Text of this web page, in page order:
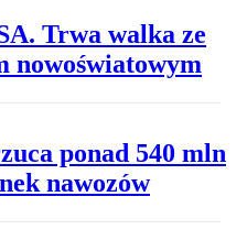
Trwa walka ze
nowoświatowym
ponad 540 mln
nawozów